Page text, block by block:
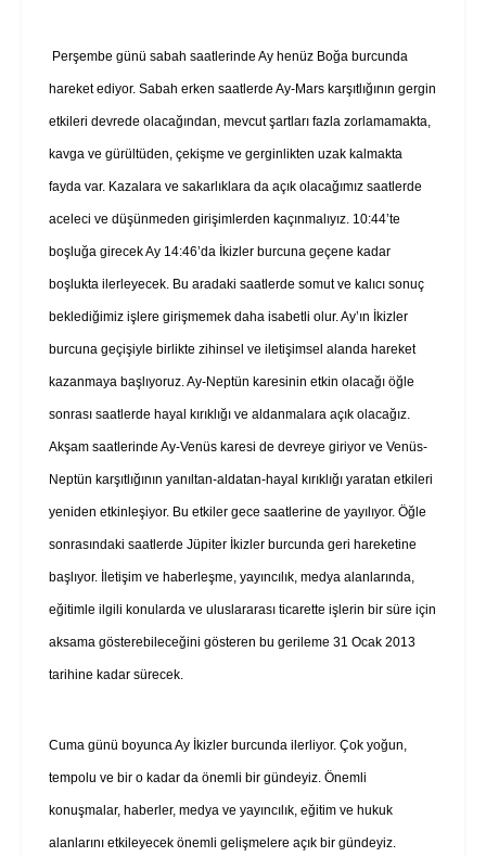
Perşembe günü sabah saatlerinde Ay henüz Boğa burcunda
hareket ediyor. Sabah erken saatlerde Ay-Mars karşıtlığının gergin
etkileri devrede olacağından, mevcut şartları fazla zorlamamakta,
kavga ve gürültüden, çekişme ve gerginlikten uzak kalmakta
fayda var. Kazalara ve sakarlıklara da açık olacağımız saatlerde
aceleci ve düşünmeden girişimlerden kaçınmalıyız. 10:44’te
boşluğa girecek Ay 14:46’da İkizler burcuna geçene kadar
boşlukta ilerleyecek. Bu aradaki saatlerde somut ve kalıcı sonuç
beklediğimiz işlere girişmemek daha isabetli olur. Ay’ın İkizler
burcuna geçişiyle birlikte zihinsel ve iletişimsel alanda hareket
kazanmaya başlıyoruz. Ay-Neptün karesinin etkin olacağı öğle
sonrası saatlerde hayal kırıklığı ve aldanmalara açık olacağız.
Akşam saatlerinde Ay-Venüs karesi de devreye giriyor ve Venüs-
Neptün karşıtlığının yanıltan-aldatan-hayal kırıklığı yaratan etkileri
yeniden etkinleşiyor. Bu etkiler gece saatlerine de yayılıyor. Öğle
sonrasındaki saatlerde Jüpiter İkizler burcunda geri hareketine
başlıyor. İletişim ve haberleşme, yayıncılık, medya alanlarında,
eğitimle ilgili konularda ve uluslararası ticarette işlerin bir süre için
aksama gösterebileceğini gösteren bu gerileme 31 Ocak 2013
tarihine kadar sürecek.
Cuma günü boyunca Ay İkizler burcunda ilerliyor. Çok yoğun,
tempolu ve bir o kadar da önemli bir gündeyiz. Önemli
konuşmalar, haberler, medya ve yayıncılık, eğitim ve hukuk
alanlarını etkileyecek önemli gelişmelere açık bir gündeyiz.